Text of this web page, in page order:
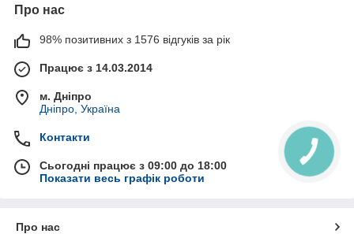
Про нас
98% позитивних з 1576 відгуків за рік
Працює з 14.03.2014
м. Дніпро
Дніпро, Україна
Контакти
Сьогодні працює з 09:00 до 18:00
Показати весь графік роботи
Про нас